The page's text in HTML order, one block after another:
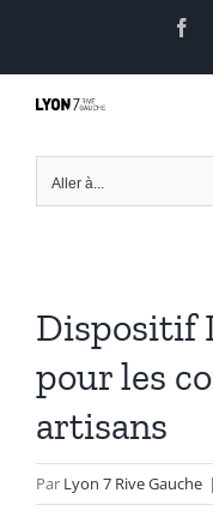
contenu
Aller à...
Dispositif
pour les
artisans
Par Lyon 7 Rive Gauche |